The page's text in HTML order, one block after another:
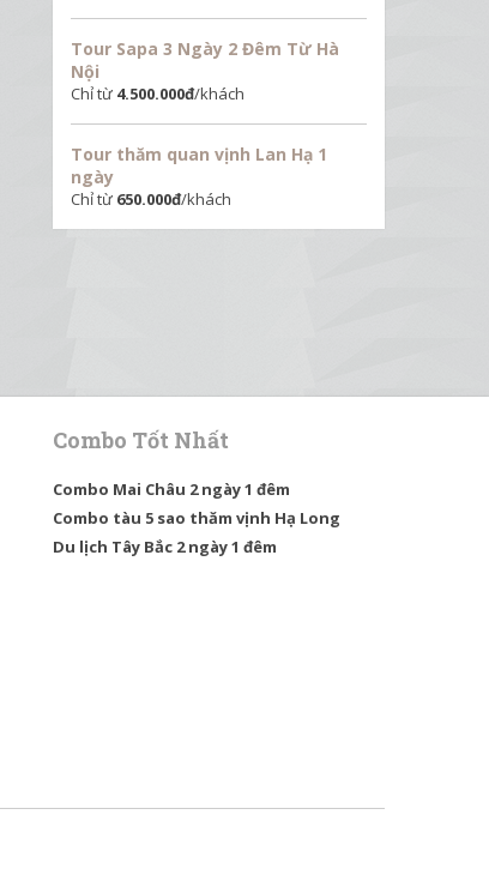
Tour Sapa 3 Ngày 2 Đêm Từ Hà
Nội
Chỉ từ 4.500.000đ/khách
Tour thăm quan vịnh Lan Hạ 1
ngày
Chỉ từ 650.000đ/khách
Combo Tốt Nhất
Combo Mai Châu 2 ngày 1 đêm
Combo tàu 5 sao thăm vịnh Hạ Long
Du lịch Tây Bắc 2 ngày 1 đêm